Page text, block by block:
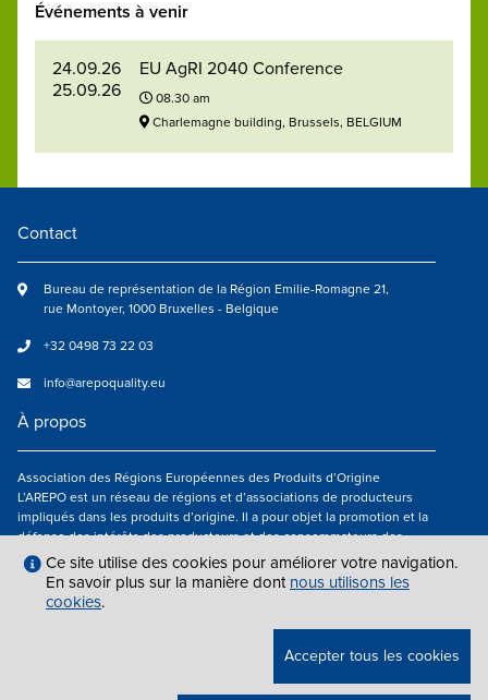
Événements à venir
24.09.26
25.09.26
EU AgRI 2040 Conference
08.30 am
Charlemagne building, Brussels, BELGIUM
Contact
Bureau de représentation de la Région Emilie-Romagne 21,
rue Montoyer, 1000 Bruxelles - Belgique
+32 0498 73 22 03
info@arepoquality.eu
À propos
Association des Régions Européennes des Produits d’Origine
L’AREPO est un réseau de régions et d’associations de producteurs
impliqués dans les produits d’origine. Il a pour objet la promotion et la
défense des intérêts des producteurs et des consommateurs des
régions européennes engagés dans la valorisation des produits
agroalimentaires de qualité.
Nous suivre
Ce site utilise des cookies pour améliorer votre navigation.
En savoir plus sur la manière dont nous utilisons les
cookies.
Accepter tous les cookies